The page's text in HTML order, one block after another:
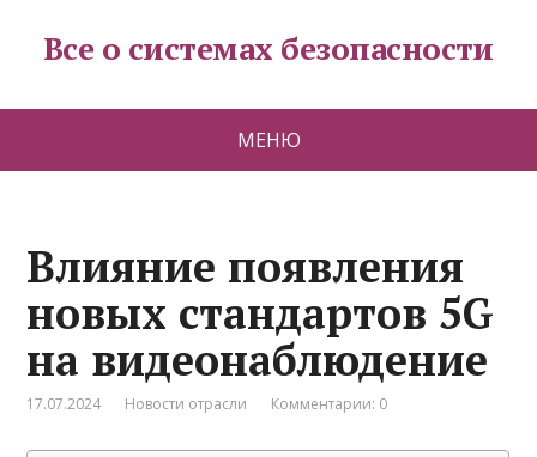
Все о системах безопасности
МЕНЮ
Влияние появления
новых стандартов 5G
на видеонаблюдение
17.07.2024 Новости отрасли Комментарии: 0